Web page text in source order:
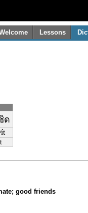
Lessons
ด
good friends